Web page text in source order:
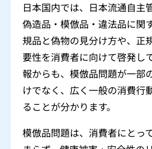
日本国内では、日本流通自主
偽造品・模倣品・違法品に
規品と偽物の見分け方や、
要性を消費者に向けて啓発
報からも、模倣品問題が一
けでなく、広く一般の消費
ることが分かります。
模倣品問題は、消費者にと